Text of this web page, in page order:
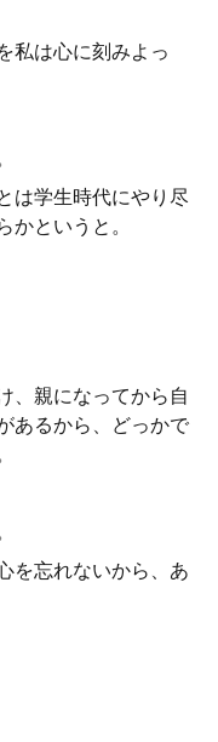
私は心に刻みよっ
は学生時代にやり尽
かというと。
、親になってから自
あるから、どっかで
を忘れないから、あ